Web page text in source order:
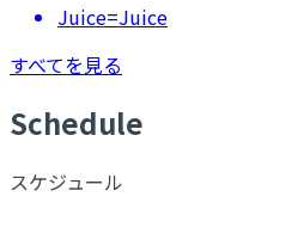
Juice=Juice
すべてを見る
Schedule
スケジュール